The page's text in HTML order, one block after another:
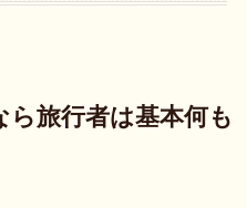
ら旅行者は基本何も